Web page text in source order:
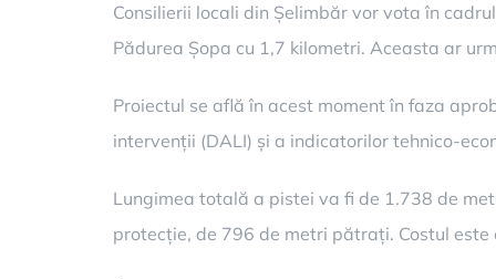
Consilierii locali din Șelimbăr vor vota în
Pădurea Șopa cu 1,7 kilometri. Aceasta ar
Proiectul se află în acest moment în faza
intervenții (DALI) și a indicatorilor tehnico-
Lungimea totală a pistei va fi de 1.738 de
protecție, de 796 de metri pătrați. Costul